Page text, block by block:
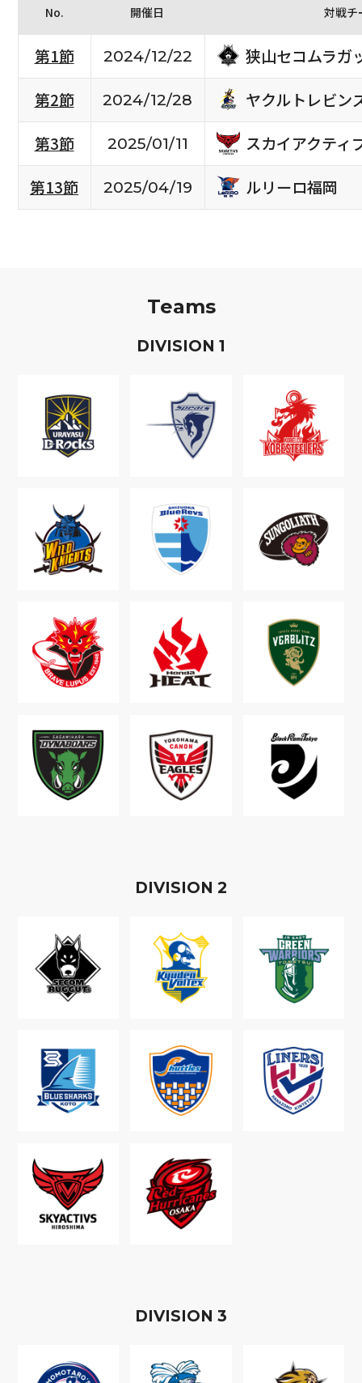
No. 開催日 対戦チ
第1節 2024/12/22
狭山セコムラガ
第2節
2024/12/28
ヤクルトレビン
第3節
2025/01/11
スカイアクティ
第13節
2025/04/19 ルリーロ福岡
Teams
DIVISION 1
DIVISION 2
DIVISION 3